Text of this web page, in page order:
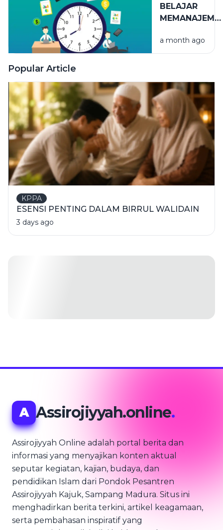
BELAJAR
a month ago
Popular Article
KPPA
ESENSI PENTING DALAM BIRRUL WALIDAIN
3 days ago
A Assirojiyyah.online.
Assirojiyyah Online adalah portal berita dan
informasi yang menyajikan konten aktual
seputar kegiatan, kajian, budaya, dan
pendidikan Islam dari Pondok Pesantren
Assirojiyyah Kajuk, Sampang Madura. Situs ini
menghadirkan berita terkini, artikel keagamaan,
serta pembahasan inspiratif yang